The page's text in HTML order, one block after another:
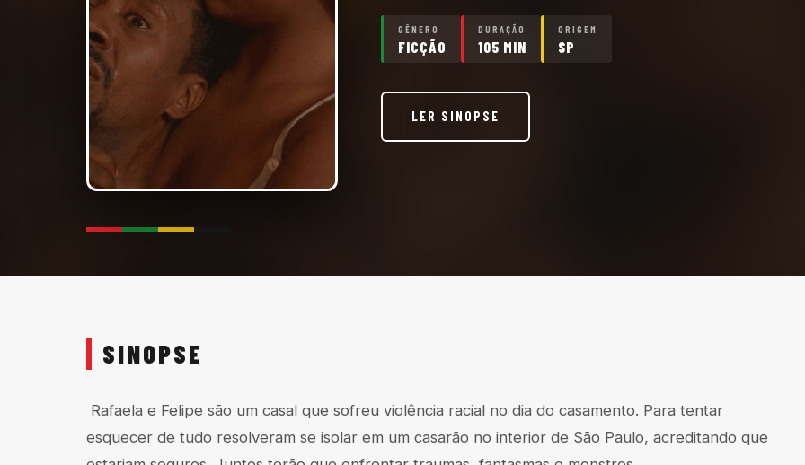
GÊNERO
FICÇÃO
DURAÇÃO
105 MIN
ORIGEM
SP
LER SINOPSE
SINOPSE
Rafaela e Felipe são um casal que sofreu violência racial no dia do casamento. Para tentar
esquecer de tudo resolveram se isolar em um casarão no interior de São Paulo, acreditando que